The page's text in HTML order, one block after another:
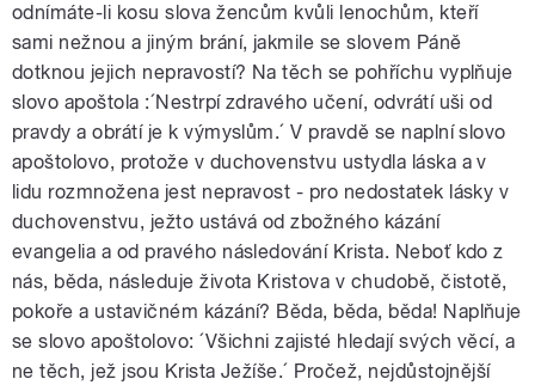
odnímáte-li kosu slova žencům kvůli lenochům, kteří
sami nežnou a jiným brání, jakmile se slovem Páně
dotknou jejich nepravostí? Na těch se pohříchu vyplňuje
slovo apoštola :´Nestrpí zdravého učení, odvrátí uši od
pravdy a obrátí je k výmyslům.´ V pravdě se naplní slovo
apoštolovo, protože v duchovenstvu ustydla láska a v
lidu rozmnožena jest nepravost - pro nedostatek lásky v
duchovenstvu, ježto ustává od zbožného kázání
evangelia a od pravého následování Krista. Neboť kdo z
nás, běda, následuje života Kristova v chudobě, čistotě,
pokoře a ustavičném kázání? Běda, běda, běda! Naplňuje
se slovo apoštolovo: ´Všichni zajisté hledají svých věcí, a
ne těch, jež jsou Krista Ježíše.´ Pročež, nejdůstojnější